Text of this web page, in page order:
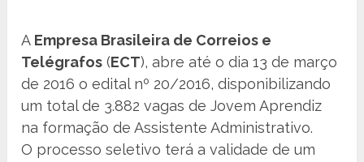
A Empresa Brasileira de Correios e
Telégrafos (ECT), abre até o dia 13 de março
de 2016 o edital nº 20/2016, disponibilizando
um total de 3.882 vagas de Jovem Aprendiz
na formação de Assistente Administrativo.
O processo seletivo terá a validade de um